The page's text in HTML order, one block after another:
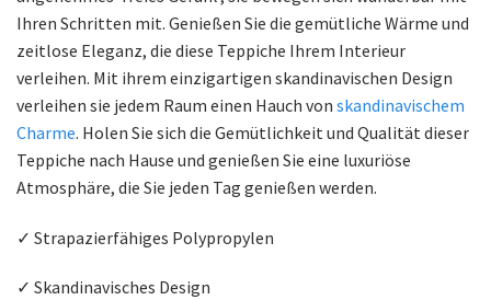
Ihren Schritten mit. Genießen Sie die gemütliche Wärme und
zeitlose Eleganz, die diese Teppiche Ihrem Interieur
verleihen. Mit ihrem einzigartigen skandinavischen Design
verleihen sie jedem Raum einen Hauch von skandinavischem
Charme. Holen Sie sich die Gemütlichkeit und Qualität dieser
Teppiche nach Hause und genießen Sie eine luxuriöse
Atmosphäre, die Sie jeden Tag genießen werden.
✓ Strapazierfähiges Polypropylen
✓ Skandinavisches Design